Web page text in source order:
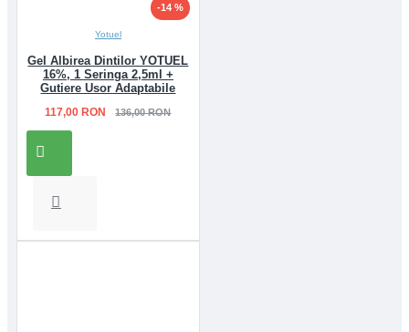
-14 %
Yotuel
Gel Albirea Dintilor YOTUEL
16%, 1 Seringa 2,5ml +
Gutiere Usor Adaptabile
117,00 RON 136,00 RON